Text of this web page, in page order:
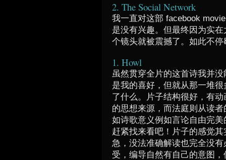
2. The Social Network
我一直对这部 facebook
是没有兴趣。但最终因为实
个镜头就被震撼了。如此不
1. Howl
虽然贯穿全片的这首诗我并
是我的喜好，但就从那一堆
了什么。片子结构很好，有
的思想来源，而法庭则从读
如诗歌意义例如言论自由完
赶紧找来看吧！片子的感觉
急，没法准确解读也完全没
受，编导自然有自己的意图